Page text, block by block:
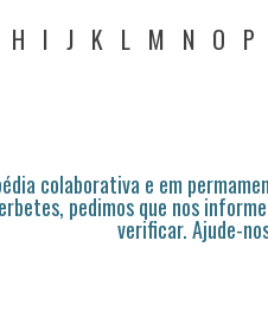
H I J K L M N O P
colaborativa e em
pedimos que nos
verificar. Ajude-